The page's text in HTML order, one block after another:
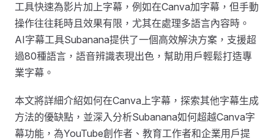
工具快速為影片加上字幕，例如在Canva加字幕，但手動
操作往往耗時且效果有限，尤其在處理多語言內容時。
AI字幕工具Subanana提供了一個高效解決方案，支援超
過80種語言，語音辨識表現出色，幫助用戶輕鬆打造專
業字幕。
本文將詳細介紹如何在Canva上字幕，探索其他字幕生成
方法的優缺點，並深入分析Subanana如何超越Canva字
幕功能，為YouTube創作者、教育工作者和企業用戶提